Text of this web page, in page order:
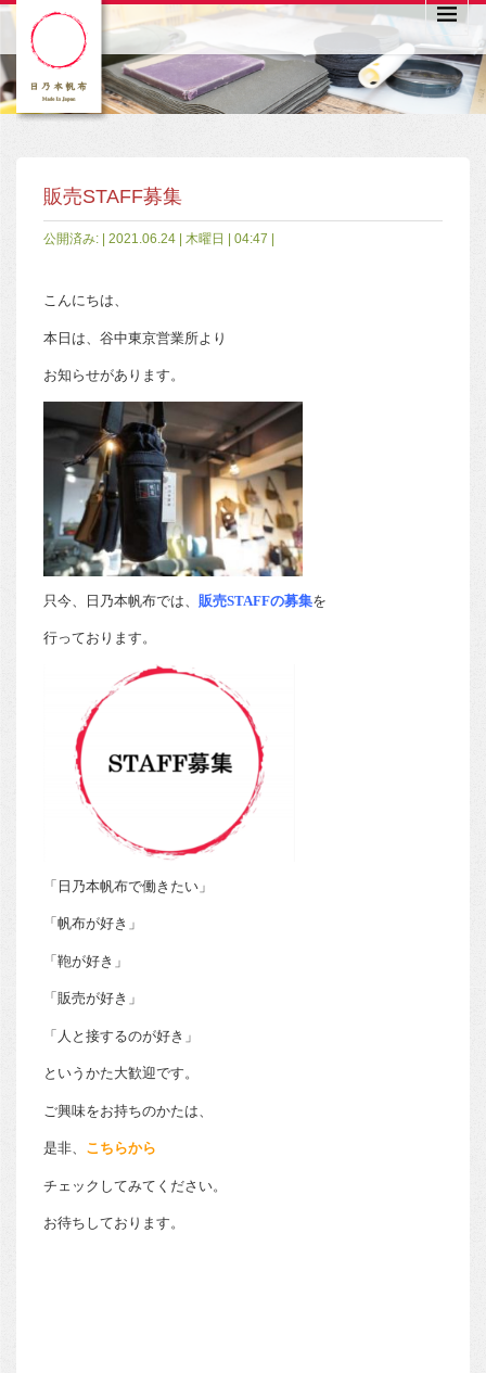
販売STAFF募集
公開済み: | 2021.06.24 | 木曜日 | 04:47 |
こんにちは、
本日は、谷中東京営業所より
お知らせがあります。
只今、日乃本帆布では、 販売STAFFの募集を
行っております。
「日乃本帆布で働きたい」
「帆布が好き」
「鞄が好き」
「販売が好き」
「人と接するのが好き」
というかた大歓迎です。
ご興味をお持ちのかたは、
是非、 こちらから
チェックしてみてください。
お待ちしております。